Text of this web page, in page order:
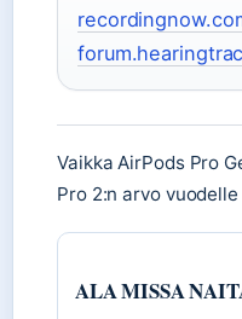
Vaikka AirPods Pro
Pro 2:n arvo
ALA MISSA